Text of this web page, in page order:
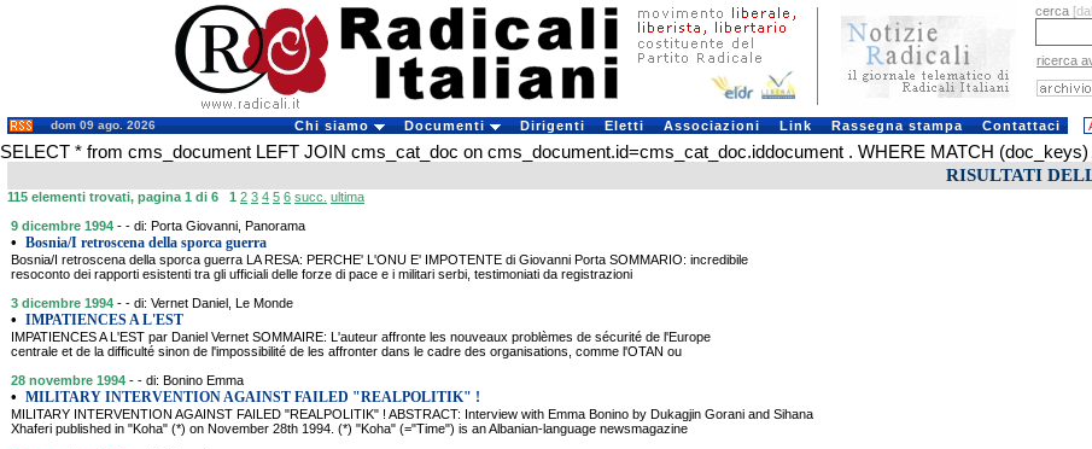
cerca
ricerca
dom 09 ago. 2026 Chi siamo Documenti Dirigenti Eletti Associazioni Link Rassegna stampa Contattaci
SELECT * from cms_document LEFT JOIN cms_cat_doc on cms_document.id=cms_cat_doc.iddocument . WHERE MATCH
RISULTATI
115 elementi trovati, pagina 1 di 6 1 2 3 4 5 6 succ. ultima
9 dicembre 1994 - - di: Porta Giovanni, Panorama
• Bosnia/I retroscena della sporca guerra
Bosnia/I retroscena della sporca guerra LA RESA: PERCHE' L'ONU E' IMPOTENTE di Giovanni Porta SOMMARIO: incredibile
resoconto dei rapporti esistenti tra gli ufficiali delle forze di pace e i militari serbi, testimoniati da registrazioni
3 dicembre 1994 - - di: Vernet Daniel, Le Monde
• IMPATIENCES A L'EST
IMPATIENCES A L'EST par Daniel Vernet SOMMAIRE: L'auteur affronte les nouveaux problèmes de sécurité de l'Europe
centrale et de la difficulté sinon de l'impossibilité de les affronter dans le cadre des organisations, comme l'OTAN ou
28 novembre 1994 - - di: Bonino Emma
• MILITARY INTERVENTION AGAINST FAILED "REALPOLITIK" !
MILITARY INTERVENTION AGAINST FAILED "REALPOLITIK" ! ABSTRACT: Interview with Emma Bonino by Dukagjin Gorani and Sihana
Xhaferi published in "Koha" (*) on November 28th 1994. (*) "Koha" (="Time") is an Albanian-language newsmagazine